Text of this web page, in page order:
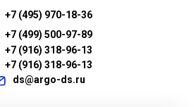
+7 (495) 970-18-36
+7 (499) 500-97-89
+7 (916) 318-96-13
+7 (916) 318-96-13
ds@argo-ds.ru